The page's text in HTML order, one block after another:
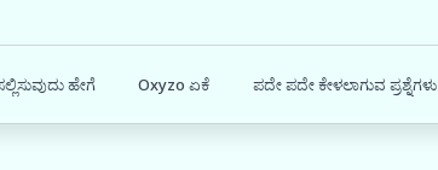
ಹೇಗೆ Oxyzo ಏಕೆ ಪದೇ ಪದೇ ಕೇಳಲಾಗುವ ಪ್ರಶ್ನೆಗಳು